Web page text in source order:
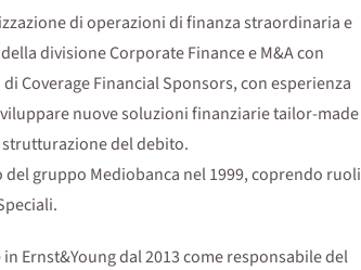
di operazioni di finanza straordinaria e
divisione Corporate Finance e M&A con
Coverage Financial Sponsors, con esperienza
nuove soluzioni finanziarie tailor-made
del debito.
gruppo Mediobanca nel 1999, coprendo ruoli
Ernst&Young dal 2013 come responsabile del